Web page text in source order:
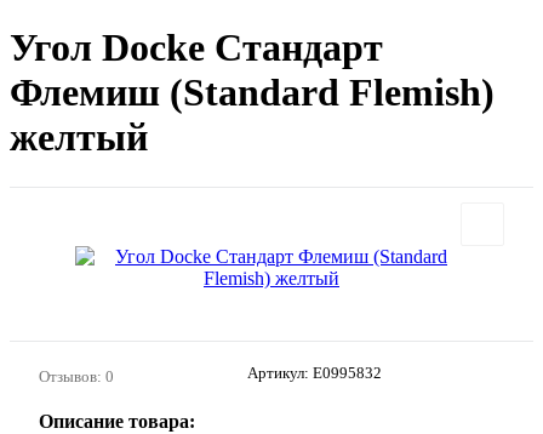
Угол Docke Стандарт
Флемиш (Standard Flemish)
желтый
Отзывов: 0 Артикул: E0995832
Описание товара: